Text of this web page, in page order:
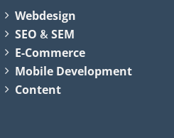
Webdesign
SEO &SEM
E-Commerce
Mobile Development
Content